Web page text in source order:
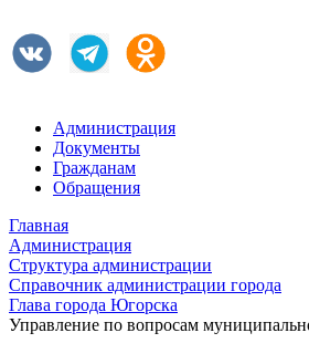
Администрация
Документы
Гражданам
Обращения
Главная
Администрация
Структура администрации
Справочник администрации города
Глава города Югорска
Управление по вопросам